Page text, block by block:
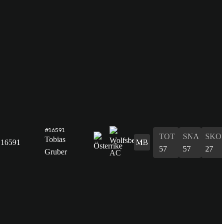
16591
#16591
Tobias
Gruber
MB
TOT
57
SNA
57
SKO
27